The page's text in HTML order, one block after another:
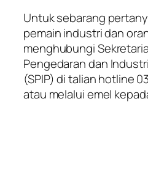
Untuk sebarang
pemain industri dan
menghubungi
Pengedaran dan
(SPIP) di talian hotline
atau melalui emel